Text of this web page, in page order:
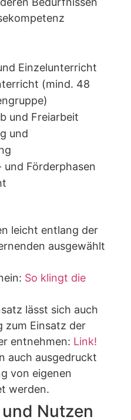
Einzelunterricht
(mind. 48
und Freiarbeit
und
und Förderphasen
leicht entlang der
ausgewählt
So klingt die
lässt sich auch
zum Einsatz der
entnehmen: Link!
auch ausgedruckt
von eigenen
werden.
Nutzen